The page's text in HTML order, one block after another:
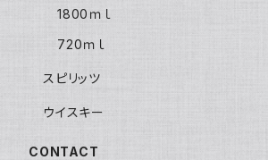
1800ｍｌ
720ｍｌ
スピリッツ
ウイスキー
CONTACT